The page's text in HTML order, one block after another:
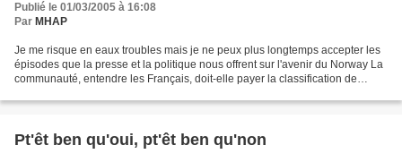
Publié le 01/03/2005 à 16:08
Par MHAP
Je me risque en eaux troubles mais je ne peux plus longtemps accepter les
épisodes que la presse et la politique nous offrent sur l'avenir du Norway La
communauté, entendre les Français, doit-elle payer la classification de
Pt'êt ben qu'oui, pt'êt ben qu'non